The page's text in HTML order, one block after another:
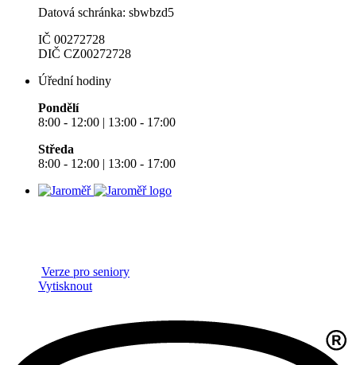
Datová schránka: sbwbzd5
IČ 00272728
DIČ CZ00272728
Úřední hodiny
Pondělí
8:00 - 12:00 | 13:00 - 17:00
Středa
8:00 - 12:00 | 13:00 - 17:00
Verze pro seniory
Vytisknout